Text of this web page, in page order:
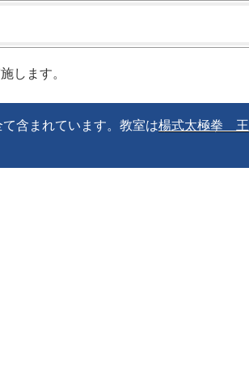
します。
含まれています。教室は楊式太極拳 王